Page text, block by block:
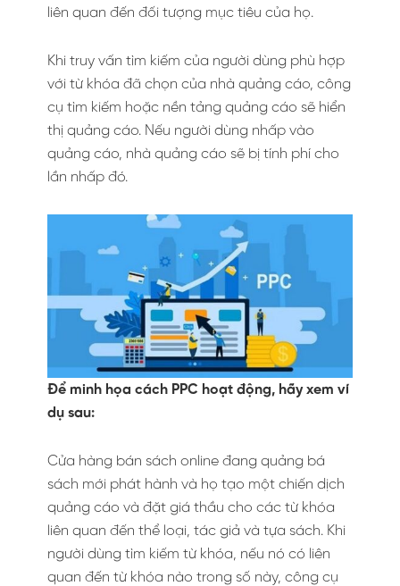
liên quan đến đối tượng mục tiêu của họ.
Khi truy vấn tìm kiếm của người dùng phù hợp
với từ khóa đã chọn của nhà quảng cáo, công
cụ tìm kiếm hoặc nền tảng quảng cáo sẽ hiển
thị quảng cáo. Nếu người dùng nhấp vào
quảng cáo, nhà quảng cáo sẽ bị tính phí cho
lần nhấp đó.
Để minh họa cách PPC hoạt động, hãy xem ví
dụ sau:
Cửa hàng bán sách online đang quảng bá
sách mới phát hành và họ tạo một chiến dịch
quảng cáo và đặt giá thầu cho các từ khóa
liên quan đến thể loại, tác giả và tựa sách. Khi
người dùng tìm kiếm từ khóa, nếu nó có liên
quan đến từ khóa nào trong số này, công cụ